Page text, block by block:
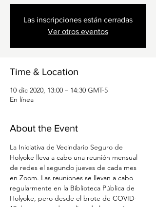
Las inscripciones están cerradas
Ver otros eventos
Time & Location
10 dic 2020, 13:00 – 14:30 GMT-5
En línea
About the Event
La Iniciativa de Vecindario Seguro de
Holyoke lleva a cabo una reunión mensual
de redes el segundo jueves de cada mes
en Zoom. Las reuniones se llevan a cabo
regularmente en la Biblioteca Pública de
Holyoke, pero desde el brote de COVID-